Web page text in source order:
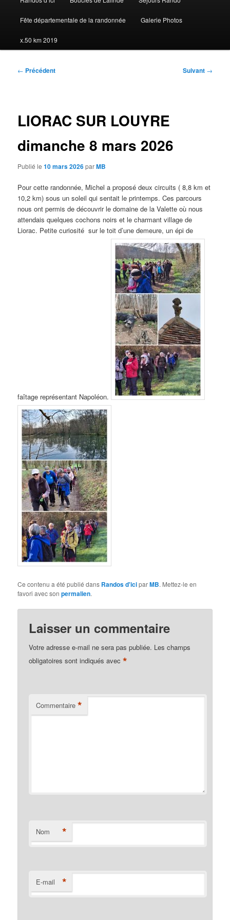
Fête départementale de la randonnée Galerie Photos
x.50 km 2019
Navigation
← Précédent Suivant →
LIORAC SUR LOUYRE
dimanche 8 mars 2026
Publié le10 mars 2026parMB
Pour cette randonnée, Michel a proposé deux circuits ( 8,8 km et
10,2 km) sous un soleil qui sentait le printemps. Ces parcours
nous ont permis de découvrir le domaine de la Valette où nous
attendais quelques cochons noirs et le charmant village de
Liorac. Petite curiosité sur le toit d’une demeure, un épi de
faîtage représentant Napoléon.
Ce contenu a été publié dans Randos d'iciparMB. Mettez-le en
favori avec sonpermalien.
Laisser un commentaire
Votre adresse e-mail ne sera pas publiée. Les champs
obligatoires sont indiqués avec*
Commentaire *
Nom *
E-mail *